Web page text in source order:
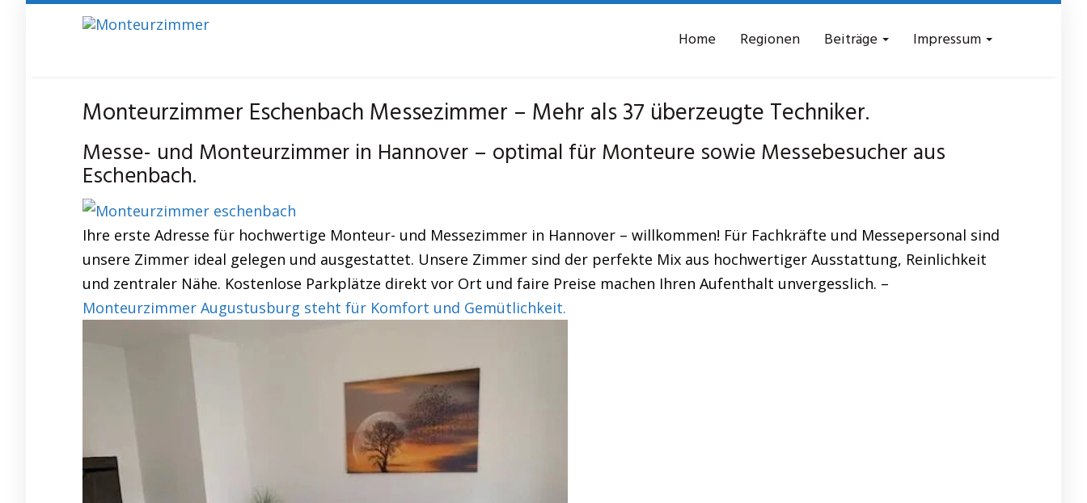
Home Regionen Beiträge Impressum
Monteurzimmer Eschenbach Messezimmer – Mehr als 37 überzeugte Techniker.
Messe- und Monteurzimmer in Hannover – optimal für Monteure sowie Messebesucher aus
Eschenbach.
Ihre erste Adresse für hochwertige Monteur- und Messezimmer in Hannover – willkommen! Für Fachkräfte und Messepersonal sind
unsere Zimmer ideal gelegen und ausgestattet. Unsere Zimmer sind der perfekte Mix aus hochwertiger Ausstattung, Reinlichkeit
und zentraler Nähe. Kostenlose Parkplätze direkt vor Ort und faire Preise machen Ihren Aufenthalt unvergesslich. –
Monteurzimmer Augustusburg steht für Komfort und Gemütlichkeit.